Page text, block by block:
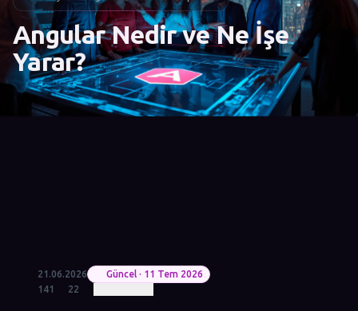
Angular Nedir ve Ne İşe
Yarar?
21.06.2026
Güncel · 11 Tem 2026
141
22